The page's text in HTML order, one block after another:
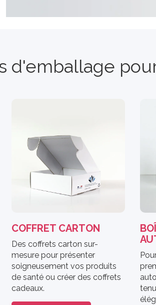
d'emballage
COFFRET CARTON
Des coffrets carton sur-
mesure pour présenter
soigneusement vos produits
de santé ou créer des coffrets
cadeaux.